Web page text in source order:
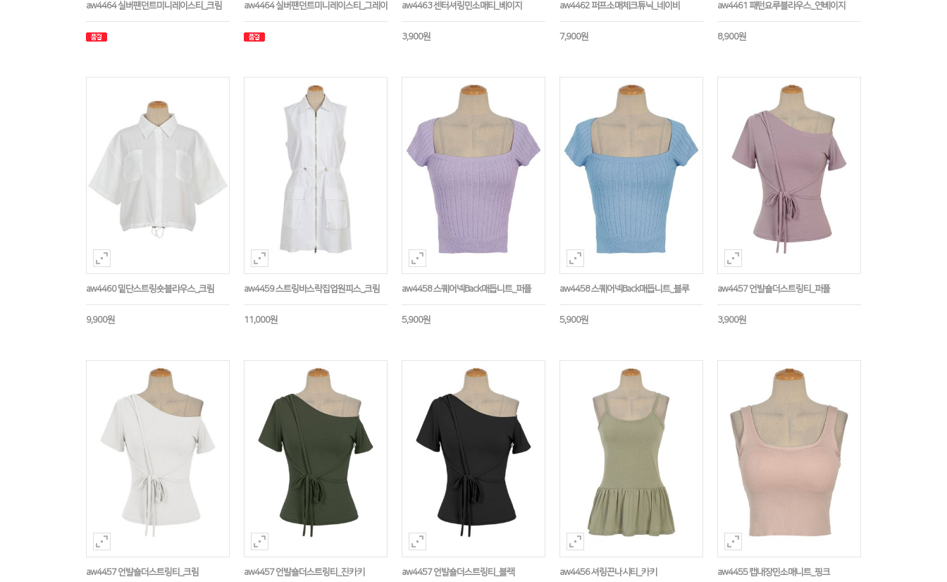
aw4464 실버팬던트미니레이스티_크림 aw4464 실버팬던트미니레이스티_그레이 aw4463 센터셔링민소매티_베이지
3,900원
aw4462 퍼프소매체크튜닉_네이비
7,900원
aw4461 패턴요루블라우스_연베이지
8,900원
aw4460 밑단스트링숏블라우스_크림
9,900원
aw4459 스트링바스락집업원피스_크림
11,000원
aw4458 스퀘어넥Back매듭니트_퍼플
5,900원
aw4458 스퀘어넥Back매듭니트_블루
5,900원
aw4457 언발숄더스트링티_퍼플
3,900원
aw4457 언발숄더스트링티_크림 aw4457 언발숄더스트링티_진카키 aw4457 언발숄더스트링티_블랙 aw4456 셔링끈나시티_카키 aw4455 캡내장민소매니트_핑크